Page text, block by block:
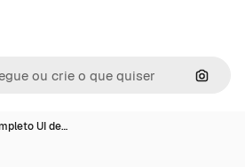
UI de…